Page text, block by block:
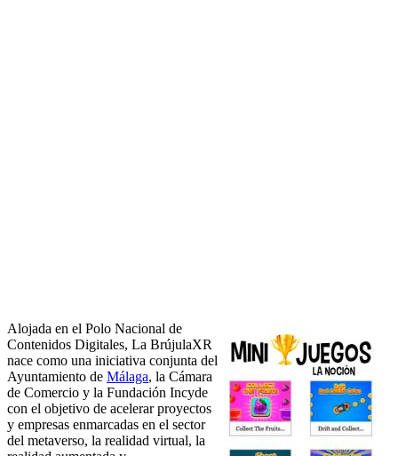
Alojada en el Polo Nacional de
Contenidos Digitales, La BrújulaXR
nace como una iniciativa conjunta del
Ayuntamiento de Málaga, la Cámara
de Comercio y la Fundación Incyde
con el objetivo de acelerar proyectos
y empresas enmarcadas en el sector
del metaverso, la realidad virtual, la